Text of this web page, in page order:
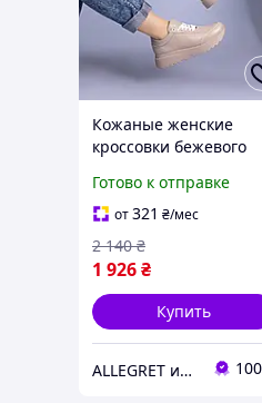
Кожаные женские
кроссовки бежевого
Готово к отправке
от321 ₴/мес
1 926₴
2 140 ₴
Купить
ALLEGRET интернет-магазин обуви